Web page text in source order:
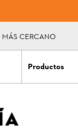
MÁS CERCANO
Productos